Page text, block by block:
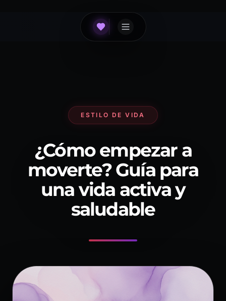
ESTILO DE VIDA
¿Cómo empezar a
moverte? Guía para
una vida activa y
saludable